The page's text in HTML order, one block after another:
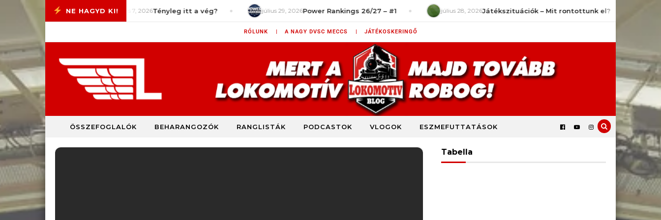
Skip to content
augusztus 7, 2026 Tényleg itt a vég? július 29, 2026Power Rankings 26/27 – #1 július 28, 2026Játékszituációk – Mit rontottunk el?
RÓLUNK | A NAGY DVSC MECCS | JÁTÉKOSKERINGŐ
DVSC szurkolói blog
ÖSSZEFOGLALÓK BEHARANGOZÓK RANGLISTÁK PODCASTOK VLOGOK ESZMEFUTTATÁSOK
Tabella